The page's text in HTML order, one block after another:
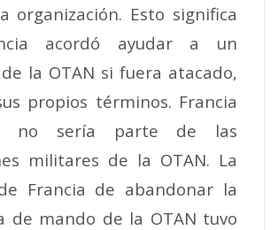
organización. Esto significa
acordó ayudar a un
la OTAN si fuera atacado,
propios términos. Francia
no sería parte de las
militares de la OTAN. La
Francia de abandonar la
de mando de la OTAN tuvo